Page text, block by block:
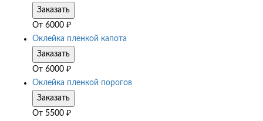
Заказать
От 6000 ₽
Оклейка пленкой капота
Заказать
От 6000 ₽
Оклейка пленкой порогов
Заказать
От 5500 ₽